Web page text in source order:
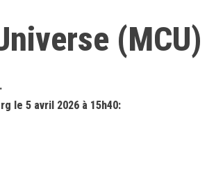
le 5 avril 2026 à 15h40: